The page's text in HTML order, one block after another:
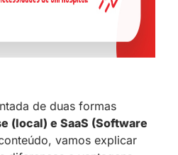
de duas formas
(local) e SaaS (Software
vamos explicar